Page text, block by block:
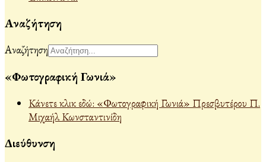
Αναζήτηση
Αναζήτηση
«Φωτογραφική Γωνιά»
Κάνετε κλικ εδώ: «Φωτογραφική Γωνιά» Πρεσβυτέρου Π.
Μιχαήλ Κωνσταντινίδη
Διεύθυνση